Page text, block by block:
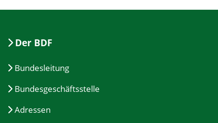
Der BDF
Bundesleitung
Bundesgeschäftsstelle
Adressen